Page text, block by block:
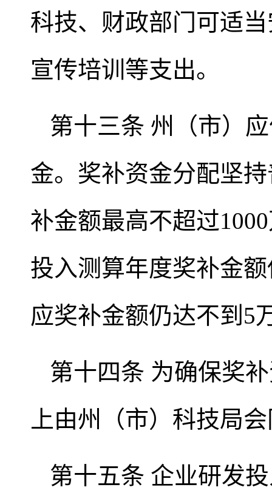
科技、财政部门可适
宣传培训等支出。
第十三条 州（市）
金。奖补资金分配坚
补金额最高不超过
投入测算年度奖补金
应奖补金额仍达不到5
第十四条 为确保奖
上由州（市）科技局
第十五条 企业研发